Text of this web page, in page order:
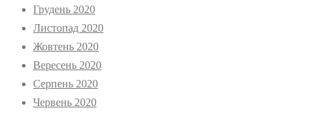
Грудень 2020
Листопад 2020
Жовтень 2020
Вересень 2020
Серпень 2020
Червень 2020